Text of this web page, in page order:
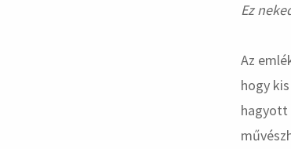
Ez
Az
hogy
hagyott